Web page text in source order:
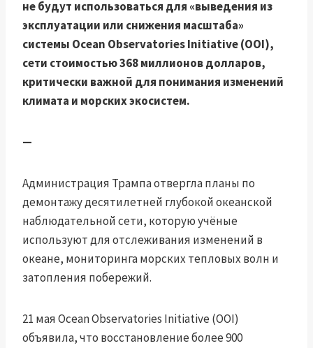
не будут использоваться для «выведения из
эксплуатации или снижения масштаба»
системы Ocean Observatories Initiative (OOI),
сети стоимостью 368 миллионов долларов,
критически важной для понимания изменений
климата и морских экосистем.
—
Администрация Трампа отвергла планы по
демонтажу десятилетней глубокой океанской
наблюдательной сети, которую учёные
используют для отслеживания изменений в
океане, мониторинга морских тепловых волн и
затопления побережий.
21 мая Ocean Observatories Initiative (OOI)
объявила, что восстановление более 900